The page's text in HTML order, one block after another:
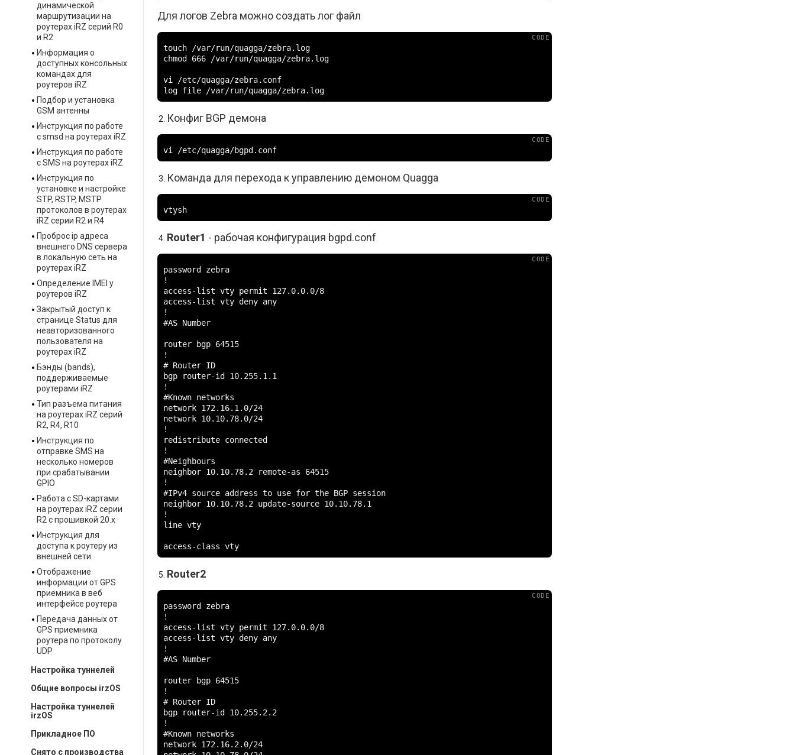
динамической
маршрутизации на
роутерах iRZ серий R0
и R2
Информация о
доступных консольных
командах для
роутеров iRZ
Подбор и установка
GSM антенны
Инструкция по работе
с smsd на роутерах iRZ
Инструкция по работе
с SMS на роутерах iRZ
Инструкция по
установке и настройке
STP, RSTP, MSTP
протоколов в роутерах
iRZ серии R2 и R4
Проброс ip адреса
внешнего DNS сервера
в локальную сеть на
роутерах iRZ
Определение IMEI у
роутеров iRZ
Закрытый доступ к
странице Status для
неавторизованного
пользователя на
роутерах iRZ
Бэнды (bands),
поддерживаемые
роутерами iRZ
Тип разъема питания
на роутерах iRZ серий
R2, R4, R10
Инструкция по
отправке SMS на
несколько номеров
при срабатывании
GPIO
Работа с SD-картами
на роутерах iRZ серии
R2 с прошивкой 20.x
Инструкция для
доступа к роутеру из
внешней сети
Отображение
информации от GPS
приемника в веб
интерфейсе роутера
Передача данных от
GPS приемника
роутера по протоколу
UDP
Настройка туннелей
Общие вопросы irzOS
Настройка туннелей
irzOS
Прикладное ПО
Снято с производства
Для логов Zebra можно создать лог файл
touch /var/run/quagga/zebra.log
chmod 666 /var/run/quagga/zebra.log
vi /etc/quagga/zebra.conf
log file /var/run/quagga/zebra.log
Конфиг BGP демона
vi /etc/quagga/bgpd.conf
Команда для перехода к управлению демоном Quagga
vtysh
Router1 - рабочая конфигурация bgpd.conf
password zebra
!
access-list vty permit 127.0.0.0/8
access-list vty deny any
!
#AS Number
router bgp 64515
!
# Router ID
bgp router-id 10.255.1.1
!
#Known networks
network 172.16.1.0/24
network 10.10.78.0/24
!
redistribute connected
!
#Neighbours
neighbor 10.10.78.2 remote-as 64515
!
#IPv4 source address to use for the BGP session
neighbor 10.10.78.2 update-source 10.10.78.1
!
line vty
access-class vty
Router2
password zebra
!
access-list vty permit 127.0.0.0/8
access-list vty deny any
!
#AS Number
router bgp 64515
!
# Router ID
bgp router-id 10.255.2.2
!
#Known networks
network 172.16.2.0/24